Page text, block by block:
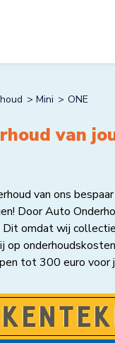
Mini ONE
van
van ons
Door Auto
omdat wij
op
tot 300 euro voor